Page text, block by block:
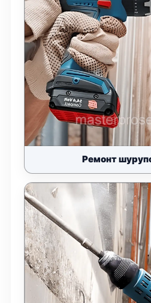
Ремонт